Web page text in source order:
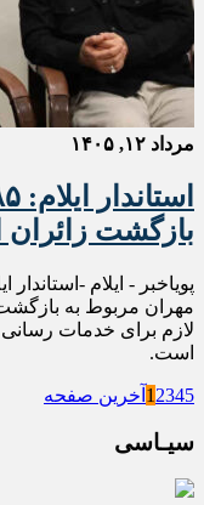
مرداد ۱۲, ۱۴۰۵
بازگشت
مهران مربوط به
لازم برای خدمات رسانی
است.
1 2345 آخرین صفحه
سیـاسی